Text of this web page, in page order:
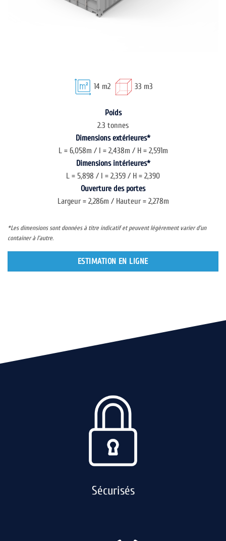
14 m2 33 m3
Poids
2.3 tonnes
Dimensions extérieures*
L = 6,058m / l = 2,438m / H = 2,591m
Dimensions intérieures*
L = 5,898 / l = 2,359 / H = 2,390
Ouverture des portes
Largeur = 2,286m / Hauteur = 2,278m
*Les dimensions sont données à titre indicatif et peuvent légèrement varier d’un
container à l’autre.
ESTIMATION EN LIGNE
Sécurisés